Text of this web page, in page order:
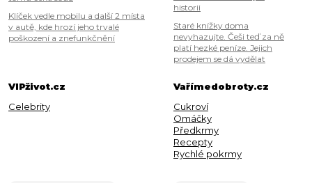
Klíček vedle mobilu a další 2 místa
v autě, kde hrozí jeho trvalé
poškození a znefunkčnění
historii
Staré knížky doma
nevyhazujte. Češi teď za ně
platí hezké peníze. Jejich
prodejem se dá vydělat
VIPživot.cz
Celebrity
Vařímedobroty.cz
Cukroví
Omáčky
Předkrmy
Recepty
Rychlé pokrmy